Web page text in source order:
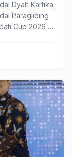
Dyah Kartika
Paragliding
Cup 2026 di